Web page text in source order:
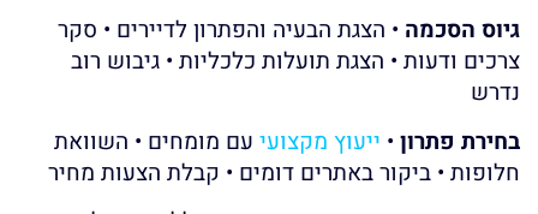
גיוס הסכמה • הצגת הבעיה והפתרון לדיירים • סקר
צרכים ודעות • הצגת תועלות כלכליות • גיבוש רוב
נדרש
בחירת פתרון • ייעוץ מקצועי עם מומחים • השוואת
חלופות • ביקור באתרים דומים • קבלת הצעות מחיר